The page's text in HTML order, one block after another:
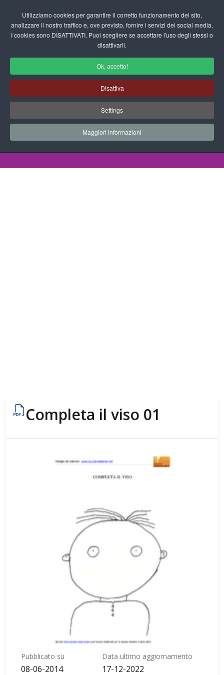
Utilizziamo cookies per garantire il corretto funzionamento del sito,
analizzare il nostro traffico e, ove previsto, fornire i servizi dei social media.
I cookies sono DISATTIVATI. Puoi scegliere se accettare l'uso degli stessi o
disattivarli.
Ok, accetto!
Disattiva
Settings
Maggiori informazioni
fas
Corpo Umano per la Scuola
dell'Infanzia
Schede didattiche - Corpo Umano
Schede Didattiche
Completa il viso 01
Pubblicato su
08-06-2014
Data ultimo aggiornamento
17-12-2022